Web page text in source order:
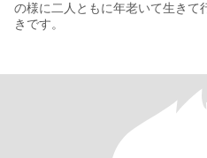
の様に二人ともに年老いて生きて
きです。